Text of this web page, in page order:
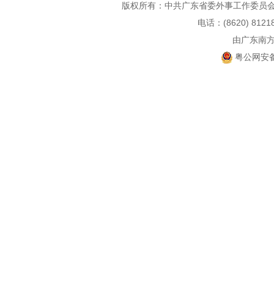
版权所有：中共广东省委外事工作委
电话：(8620)
由广东南
粤公网安